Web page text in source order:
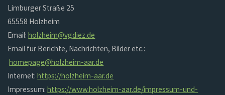
Limburger Straße 25
65558 Holzheim
Email:holzheim@vgdiez.de
Email für Berichte, Nachrichten, Bilder etc.:
homepage@holzheim-aar.de
Internet:https://holzheim-aar.de
Impressum:https://www.holzheim-aar.de/impressum-und-